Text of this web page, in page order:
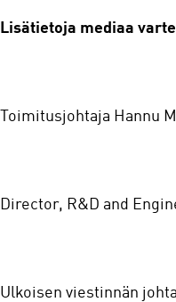
Lisätietoja mediaa
Toimitusjohtaja Hannu
Director, R&D and
Ulkoisen viestinnän